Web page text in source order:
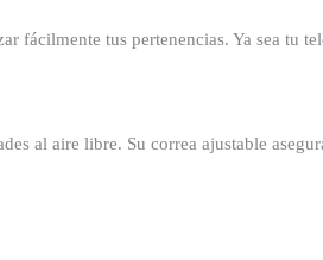
fácilmente tus pertenencias. Ya sea tu
al aire libre. Su correa ajustable